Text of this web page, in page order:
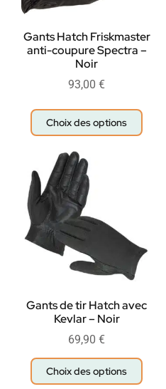
Gants Hatch Friskmaster
anti-coupure Spectra –
Noir
93,00 €
Choix des options
Gants de tir Hatch avec
Kevlar – Noir
69,90 €
Choix des options